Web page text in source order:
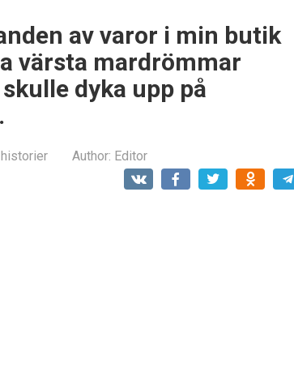
av varor i min butik
värsta mardrömmar
dyka upp på
Author: Editor